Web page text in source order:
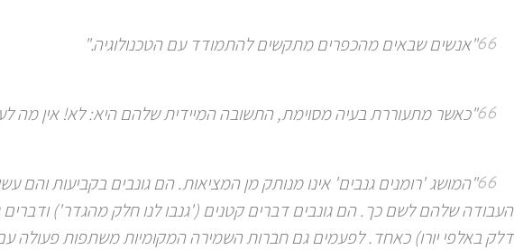
"אנשים שבאים מהכפרים מתקשים להתמודד עם הטכנולוגיה."
"כאשר מתעוררת בעיה מסוימת, התשובה המיידית שלהם היא: לא! אין מה
"המושג 'רומנים גנבים' אינו מנותק מן המציאות. הם גונבים בקביעות והם
העבודה שלהם לשם כך. הם גונבים דברים קטנים ('גנבו לנו חלק מהגדר') ודברים
דלק באלפי יורו) כאחד. לפעמים גם חברות השמירה המקומיות משתפות פעולה